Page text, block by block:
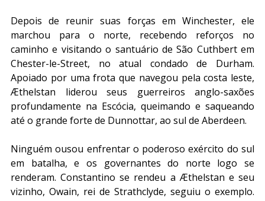
Depois de reunir suas forças em Winchester, ele
marchou para o norte, recebendo reforços no
caminho e visitando o santuário de São Cuthbert em
Chester-le-Street, no atual condado de Durham.
Apoiado por uma frota que navegou pela costa leste,
Æthelstan liderou seus guerreiros anglo-saxões
profundamente na Escócia, queimando e saqueando
até o grande forte de Dunnottar, ao sul de Aberdeen.
Ninguém ousou enfrentar o poderoso exército do sul
em batalha, e os governantes do norte logo se
renderam. Constantino se rendeu a Æthelstan e seu
vizinho, Owain, rei de Strathclyde, seguiu o exemplo.